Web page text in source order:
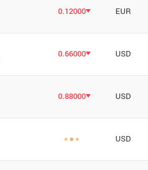
0.12000 EUR
0.66000 USD
0.88000 USD
USD